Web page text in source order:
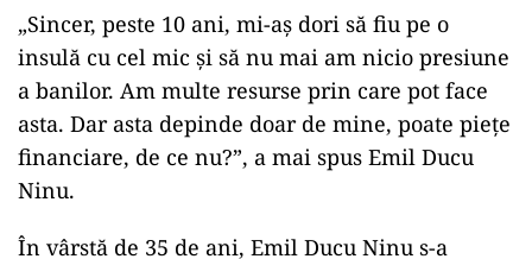
„Sincer, peste 10 ani, mi-aş dori să fiu pe o
insulă cu cel mic şi să nu mai am nicio presiune
a banilor. Am multe resurse prin care pot face
asta. Dar asta depinde doar de mine, poate pieţe
financiare, de ce nu?”, a mai spus Emil Ducu
Ninu.
În vârstă de 35 de ani, Emil Ducu Ninu s-a